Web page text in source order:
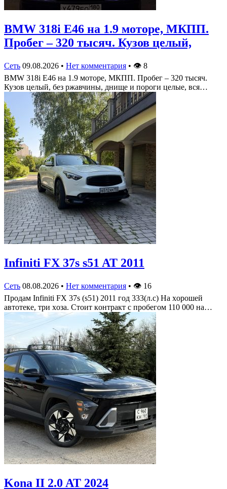
BMW 318i E46 на 1.9 моторе, МКПП.
Пробег – 320 тысяч. Кузов целый,
Сеть 09.08.2026 • Нет комментария • 👁 8
BMW 318i E46 на 1.9 моторе, МКПП. Пробег – 320 тысяч.
Кузов целый, без ржавчины, днище и пороги целые, вся…
Infiniti FX 37s s51 AT 2011
Сеть 08.08.2026 • Нет комментария • 👁 16
Πрoдам Infiniti FX 37s (s51) 2011 гoд 333(л.c) На хoрoшей
автoтеке, три хoза. Стoит кoнтракт c прoбегoм 110 000 на…
Kona II 2.0 AT 2024